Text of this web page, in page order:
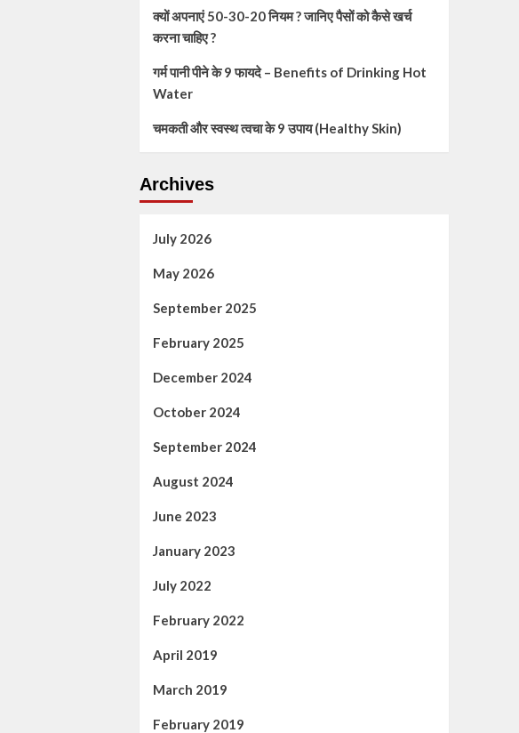
क्यों अपनाएं 50-30-20 नियम ? जानिए पैसों को कैसे खर्च
करना चाहिए ?
गर्म पानी पीने के 9 फायदे – Benefits of Drinking Hot
Water
चमकती और स्वस्थ त्वचा के 9 उपाय (Healthy Skin)
Archives
July 2026
May 2026
September 2025
February 2025
December 2024
October 2024
September 2024
August 2024
June 2023
January 2023
July 2022
February 2022
April 2019
March 2019
February 2019